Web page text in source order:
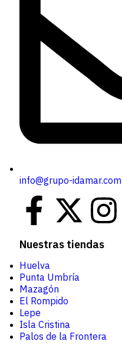
info@grupo-idamar.com
Nuestras tiendas
Huelva
Punta Umbría
Mazagón
El Rompido
Lepe
Isla Cristina
Palos de la Frontera